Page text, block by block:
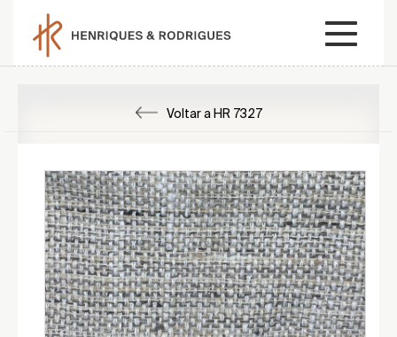
Voltar a HR 7327